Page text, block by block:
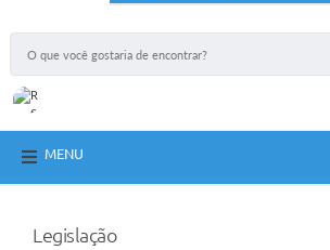
MENU
Legislação